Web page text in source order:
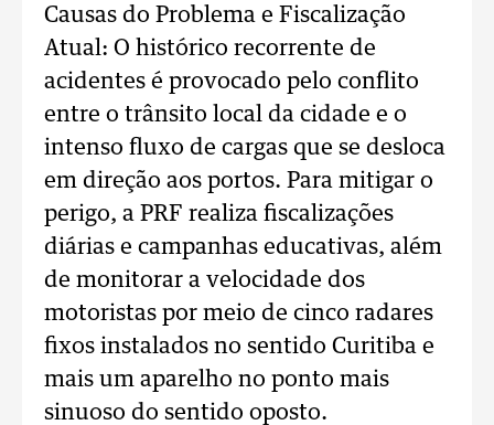
Causas do Problema e Fiscalização
Atual: O histórico recorrente de
acidentes é provocado pelo conflito
entre o trânsito local da cidade e o
intenso fluxo de cargas que se desloca
em direção aos portos. Para mitigar o
perigo, a PRF realiza fiscalizações
diárias e campanhas educativas, além
de monitorar a velocidade dos
motoristas por meio de cinco radares
fixos instalados no sentido Curitiba e
mais um aparelho no ponto mais
sinuoso do sentido oposto.